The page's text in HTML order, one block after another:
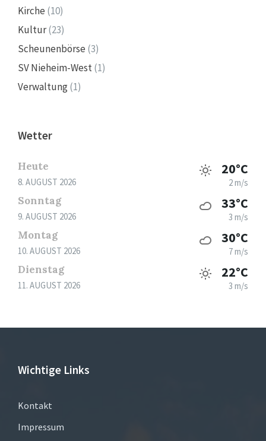
Kirche (10)
Kultur(23)
Scheunenbörse (3)
SV Nieheim-West(1)
Verwaltung(1)
Wetter
Heute
8. AUGUST 2026
20°C
2 m/s
Sonntag
9. AUGUST 2026
33°C
3 m/s
Montag
10. AUGUST 2026
30°C
7 m/s
Dienstag
11. AUGUST 2026
22°C
3 m/s
Wichtige Links
Kontakt
Impressum